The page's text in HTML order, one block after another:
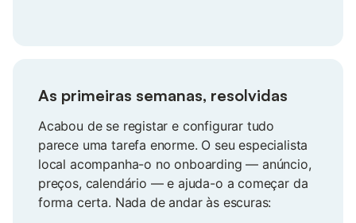
As primeiras semanas, resolvidas
Acabou de se registar e configurar tudo
parece uma tarefa enorme. O seu especialista
local acompanha-o no onboarding — anúncio,
preços, calendário — e ajuda-o a começar da
forma certa. Nada de andar às escuras: